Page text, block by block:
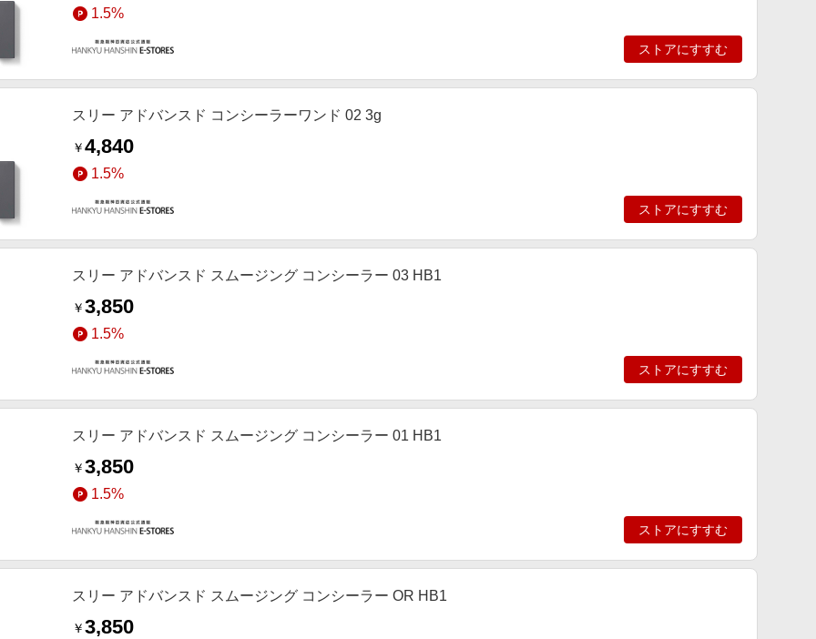
1.5%
ストアにすすむ
スリー アドバンスド コンシーラーワンド 02 3g
￥4,840
1.5%
ストアにすすむ
スリー アドバンスド スムージング コンシーラー 03 HB1
￥3,850
1.5%
ストアにすすむ
スリー アドバンスド スムージング コンシーラー 01 HB1
￥3,850
1.5%
ストアにすすむ
スリー アドバンスド スムージング コンシーラー OR HB1
￥3,850